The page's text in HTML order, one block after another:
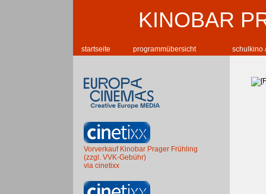
KINOBAR
startseite programmübersicht schulkino
Vorverkauf Kinobar Prager Frühling
(zzgl. VVK-Gebühr)
via cinetixx